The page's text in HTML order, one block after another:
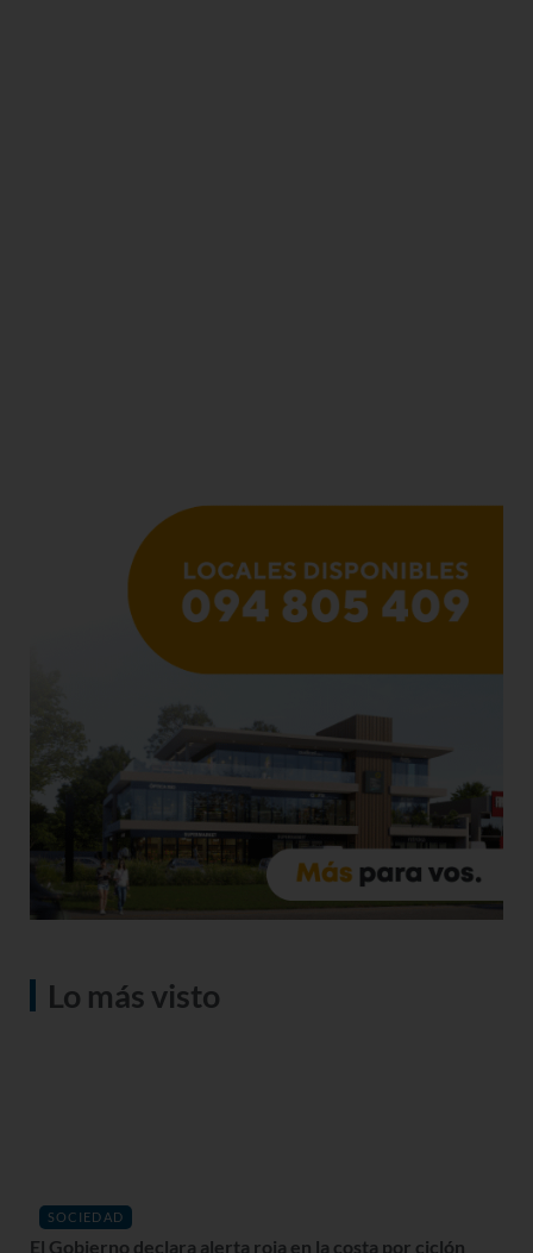
Lo más visto
SOCIEDAD
El Gobierno declara alerta roja en la costa por ciclón